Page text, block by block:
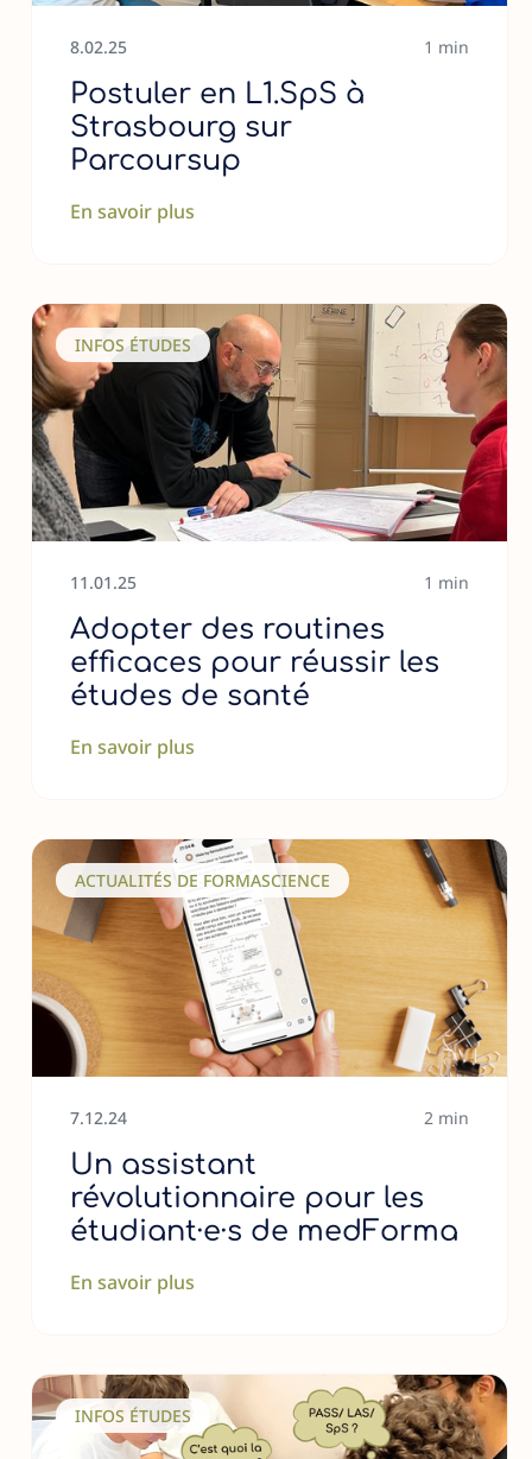
8.02.25 1 min
Postuler en L1.SpS à
Strasbourg sur
Parcoursup
En savoir plus
INFOS ÉTUDES
11.01.25 1 min
Adopter des routines
efficaces pour réussir les
études de santé
En savoir plus
ACTUALITÉS DE FORMASCIENCE
7.12.24 2 min
Un assistant
révolutionnaire pour les
étudiant·e·s de medForma
En savoir plus
INFOS ÉTUDES